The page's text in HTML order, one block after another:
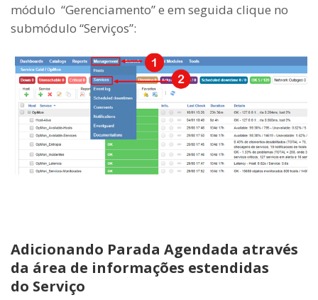
módulo “Gerenciamento” e em seguida clique no
submódulo “Serviços”:
Adicionando Parada Agendada através
da área de informações estendidas
do Serviço